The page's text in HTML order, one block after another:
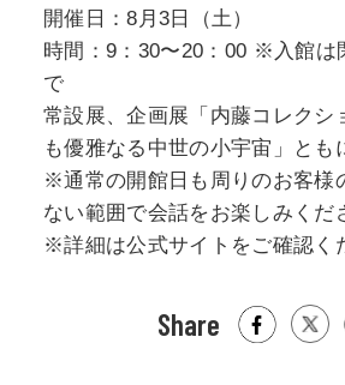
開催日：8月3日（土）
時間：9：30〜20：00 ※入館は
で
常設展、企画展「内藤コレクシ
も優雅なる中世の小宇宙」とも
※通常の開館日も周りのお客様
ない範囲で会話をお楽しみくだ
※詳細は公式サイトをご確認く
Share